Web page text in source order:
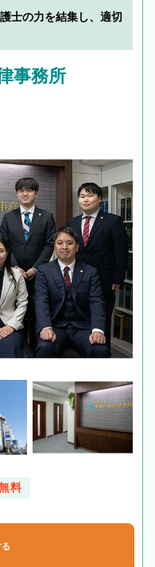
士の力を結集し、適切
事務所
料